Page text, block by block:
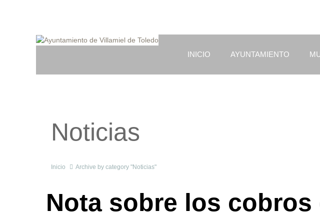
INICIO AYUNTAMIENTO
Noticias
Inicio Archive by category "Noticias"
Nota sobre los cobros